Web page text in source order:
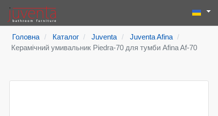
Пошук
Type 2 or
Головна Каталог Juventa
Juventa Afina
Керамічний умивальник Piedra-70 для тумби Afina Af-70